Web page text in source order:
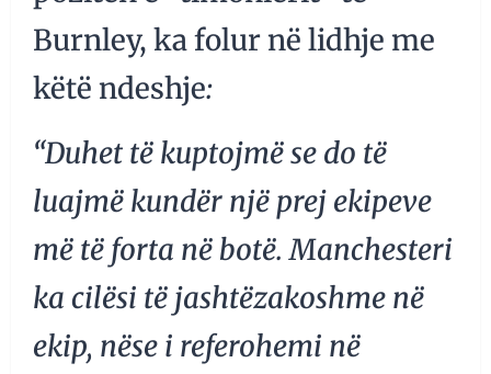
Burnley, ka folur në lidhje me
këtë ndeshje:
“Duhet të kuptojmë se do të
luajmë kundër një prej ekipeve
më të forta në botë. Manchesteri
ka cilësi të jashtëzakoshme në
ekip, nëse i referohemi në